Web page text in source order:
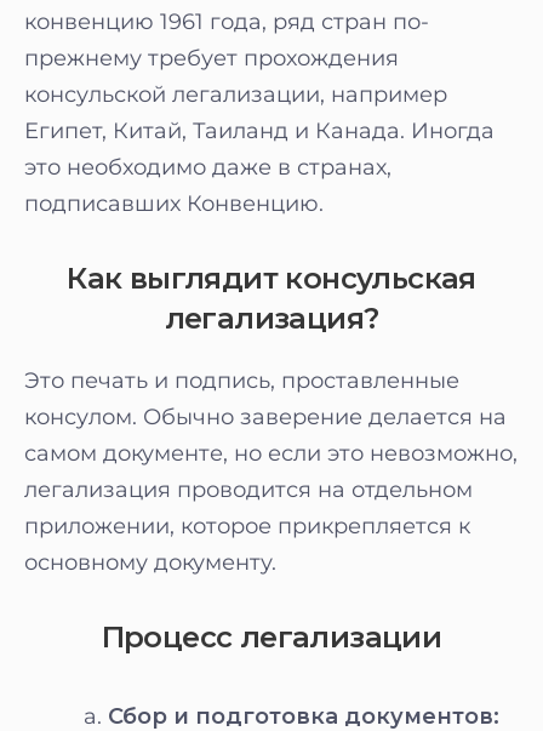
конвенцию 1961 года, ряд стран по-
прежнему требует прохождения
консульской легализации, например
Египет, Китай, Таиланд и Канада. Иногда
это необходимо даже в странах,
подписавших Конвенцию.
Как выглядит консульская
легализация?
Это печать и подпись, проставленные
консулом. Обычно заверение делается на
самом документе, но если это невозможно,
легализация проводится на отдельном
приложении, которое прикрепляется к
основному документу.
Процесс легализации
Сбор и подготовка документов: